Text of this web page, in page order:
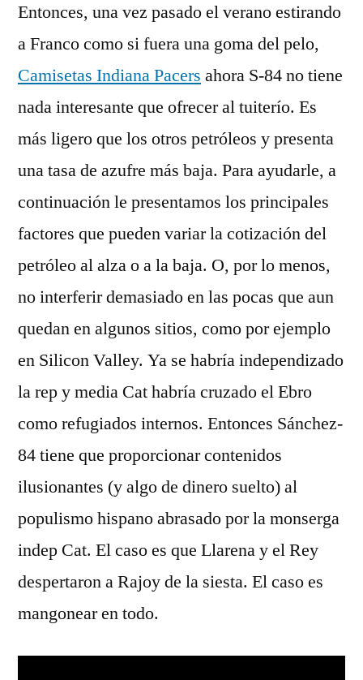
Entonces, una vez pasado el verano estirando
a Franco como si fuera una goma del pelo,
Camisetas Indiana Pacers ahora S-84 no tiene
nada interesante que ofrecer al tuiterío. Es
más ligero que los otros petróleos y presenta
una tasa de azufre más baja. Para ayudarle, a
continuación le presentamos los principales
factores que pueden variar la cotización del
petróleo al alza o a la baja. O, por lo menos,
no interferir demasiado en las pocas que aun
quedan en algunos sitios, como por ejemplo
en Silicon Valley. Ya se habría independizado
la rep y media Cat habría cruzado el Ebro
como refugiados internos. Entonces Sánchez-
84 tiene que proporcionar contenidos
ilusionantes (y algo de dinero suelto) al
populismo hispano abrasado por la monserga
indep Cat. El caso es que Llarena y el Rey
despertaron a Rajoy de la siesta. El caso es
mangonear en todo.